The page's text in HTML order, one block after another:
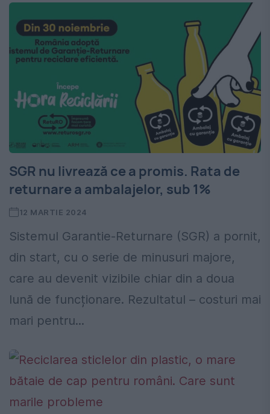
SGR nu livrează ce a promis. Rata de
returnare a ambalajelor, sub 1%
12 MARTIE 2024
Sistemul Garantie-Returnare (SGR) a pornit,
din start, cu o serie de minusuri majore,
care au devenit vizibile chiar din a doua
lună de funcționare. Rezultatul – costuri mai
mari pentru...